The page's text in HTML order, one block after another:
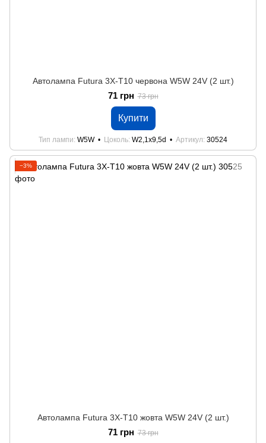
Автолампа Futura 3Х-Т10 червона W5W 24V (2 шт.)
71 грн 73 грн
Купити
Тип лампи W5W Цоколь W2,1x9,5d Артикул 30524
−3%
Автолампа Futura 3Х-Т10 жовта W5W 24V (2 шт.)
71 грн 73 грн